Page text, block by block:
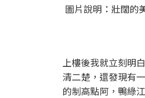
圖片說明：壯闊的
上樓後我就立刻明
清二楚，還發現有
的制高點阿，鴨綠